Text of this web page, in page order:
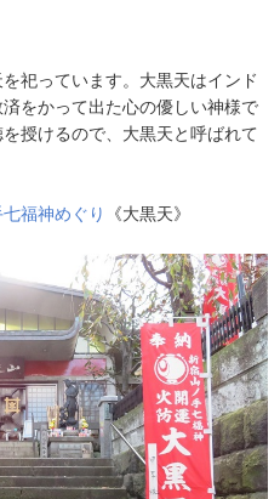
祀っています。大黒天はインド
をかって出た心の優しい神様で
授けるので、大黒天と呼ばれて
福神めぐり 《大黒天》